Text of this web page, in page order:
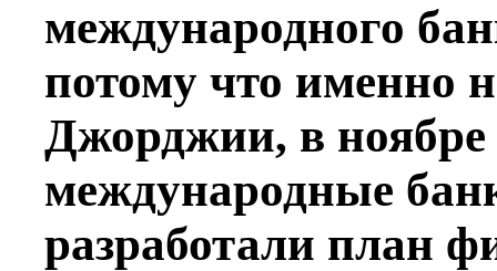
международного
потому что именно
Джорджии, в ноябре
международные
разработали план